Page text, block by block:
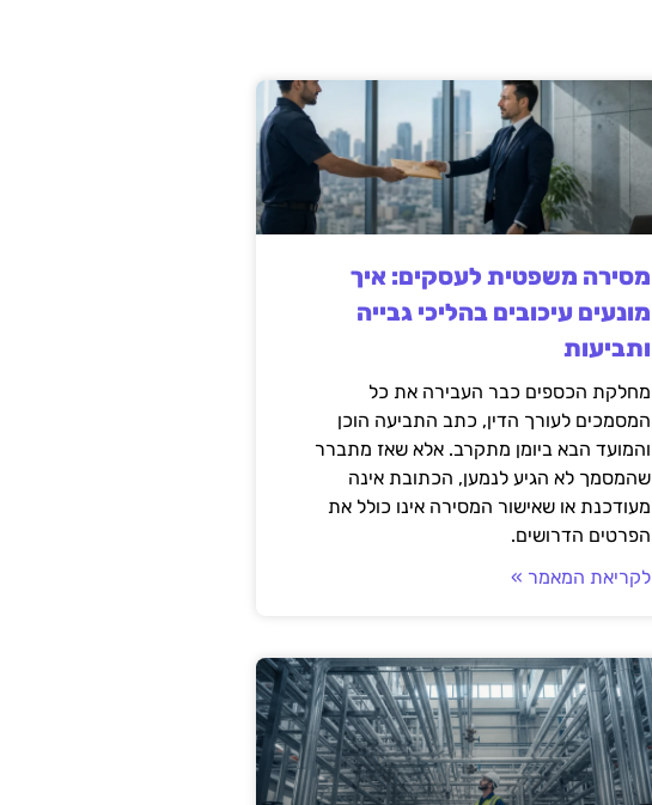
מסירה משפטית לעסקים: איך
מונעים עיכובים בהליכי גבייה
ותביעות
מחלקת הכספים כבר העבירה את כל
המסמכים לעורך הדין, כתב התביעה הוכן
והמועד הבא ביומן מתקרב. אלא שאז מתברר
שהמסמך לא הגיע לנמען, הכתובת אינה
מעודכנת או שאישור המסירה אינו כולל את
הפרטים הדרושים.
לקריאת המאמר »